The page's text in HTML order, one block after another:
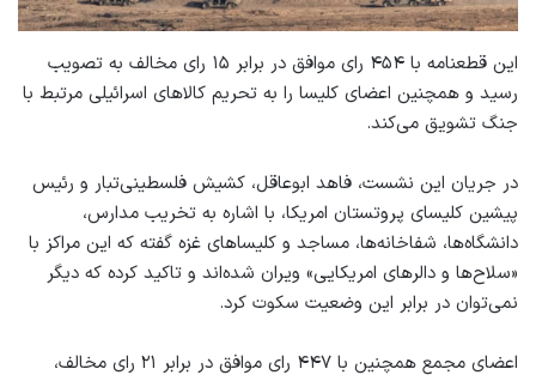
این قطعنامه با ۴۵۴ رای موافق در برابر ۱۵ رای مخالف به تصویب
رسید و همچنین اعضای کلیسا را به تحریم کالاهای اسرائیلی مرتبط با
جنگ تشویق می‌کند.
در جریان این نشست، فاهد ابوعاقل، کشیش فلسطینی‌تبار و رئیس
پیشین کلیسای پروتستان امریکا، با اشاره به تخریب مدارس،
دانشگاه‌ها، شفاخانه‌ها، مساجد و کلیساهای غزه گفته که این مراکز با
«سلاح‌ها و دالرهای امریکایی» ویران شده‌اند و تاکید کرده که دیگر
نمی‌توان در برابر این وضعیت سکوت کرد.
اعضای مجمع همچنین با ۴۴۷ رای موافق در برابر ۲۱ رای مخالف،